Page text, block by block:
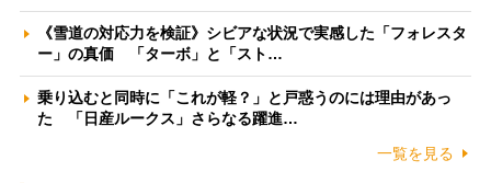
《雪道の対応力を検証》シビアな状況で実感した「フォレスタ
ー」の真価 「ターボ」と「スト…
乗り込むと同時に「これが軽？」と戸惑うのには理由があっ
た 「日産ルークス」さらなる躍進…
一覧を見る